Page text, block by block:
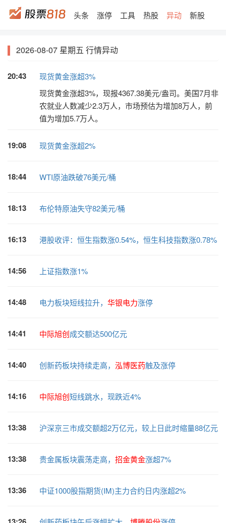
头条 涨停 工具 热股 异动 新股
2026-08-07 星期五 行情异动
20:43
现货黄金涨超3%
现货黄金涨超3%，现报4367.38美元/盎司。美国7月非
农就业人数减少2.3万人，市场预估为增加8万人，前
值为增加5.7万人。
19:08 现货黄金涨超2%
18:44 WTI原油跌破76美元/桶
18:13 布伦特原油失守82美元/桶
16:13 港股收评：恒生指数涨0.54%，恒生科技指数涨0.78%
14:56 上证指数涨1%
14:48 电力板块短线拉升， 华银电力涨停
14:41 中际旭创成交额达500亿元
14:40 创新药板块持续走高， 泓博医药触及涨停
14:16 中际旭创短线跳水，现跌近4%
13:38 沪深京三市成交额超2万亿元，较上日此时缩量88亿元
13:38 贵金属板块震荡走高， 招金黄金涨超7%
13:36 中证1000股指期货(IM)主力合约日内涨超2%